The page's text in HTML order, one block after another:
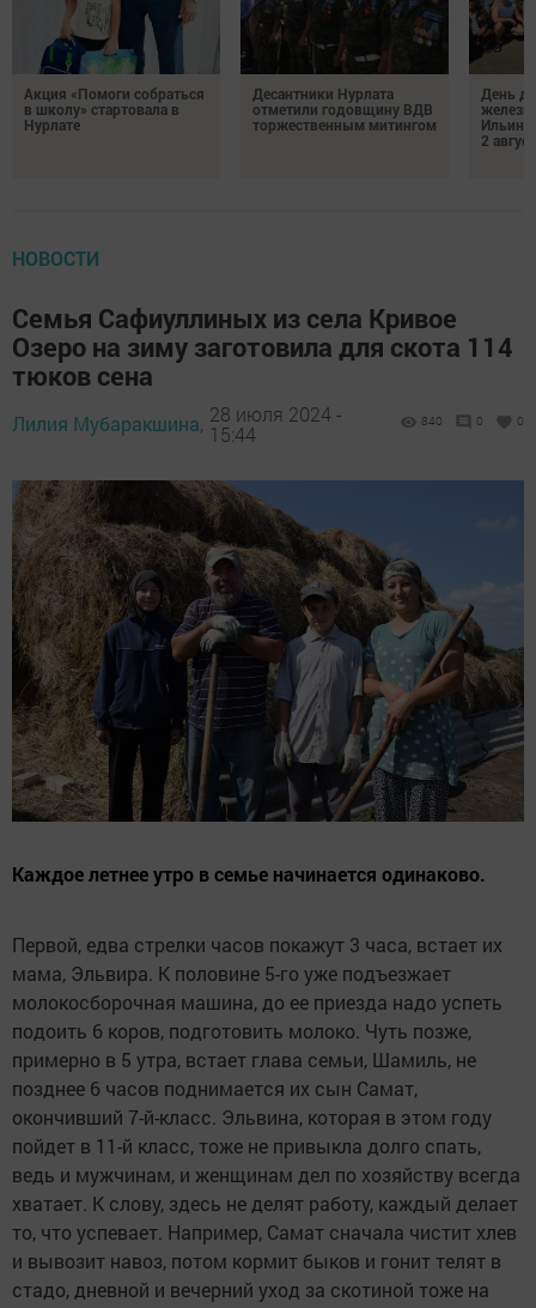
Акция «Помоги собраться
в школу» стартовала в
Нурлате
Десантники Нурлата
отметили годовщину ВДВ
торжественным митингом
День
Ильин
2
НОВОСТИ
Семья Сафиуллиных из села Кривое
Озеро на зиму заготовила для скота 114
тюков сена
Лилия Мубаракшина, 28 июля 2024 -
15:44
840 0 0
Каждое летнее утро в семье начинается одинаково.
Первой, едва стрелки часов покажут 3 часа, встает их
мама, Эльвира. К половине 5-го уже подъезжает
молокосборочная машина, до ее приезда надо успеть
подоить 6 коров, подготовить молоко. Чуть позже,
примерно в 5 утра, встает глава семьи, Шамиль, не
позднее 6 часов поднимается их сын Самат,
окончивший 7-й-класс. Эльвина, которая в этом году
пойдет в 11-й класс, тоже не привыкла долго спать,
ведь и мужчинам, и женщинам дел по хозяйству всегда
хватает. К слову, здесь не делят работу, каждый делает
то, что успевает. Например, Самат сначала чистит хлев
и вывозит навоз, потом кормит быков и гонит телят в
стадо, дневной и вечерний уход за скотиной тоже на